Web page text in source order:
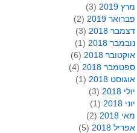
מרץ 2019
(3)
פברואר 2019
(2)
דצמבר 2018
(3)
נובמבר 2018
(1)
אוקטובר 2018
(6)
ספטמבר 2018
(4)
אוגוסט 2018
(1)
יולי 2018
(3)
יוני 2018
(1)
מאי 2018
(2)
אפריל 2018
(5)